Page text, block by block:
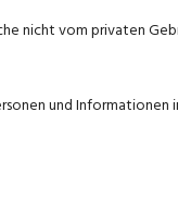
nicht vom privaten
und Informationen